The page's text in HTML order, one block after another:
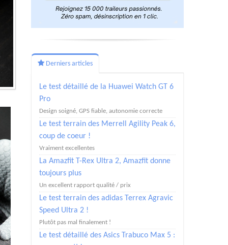
Derniers articles
Le test détaillé de la Huawei Watch GT 6
Pro
Design soigné, GPS fiable, autonomie correcte
Le test terrain des Merrell Agility Peak 6,
coup de coeur !
Vraiment excellentes
La Amazfit T-Rex Ultra 2, Amazfit donne
toujours plus
Un excellent rapport qualité / prix
Le test terrain des adidas Terrex Agravic
Speed Ultra 2 !
Plutôt pas mal finalement !
Le test détaillé des Asics Trabuco Max 5 :